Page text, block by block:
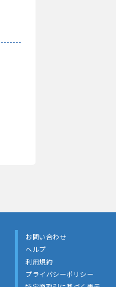
お問い合わせ
ヘルプ
利用規約
プライバシーポリシー